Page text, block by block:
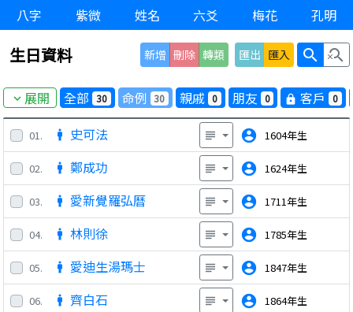
八字 紫微 姓名 六爻 梅花 孔明
生日資料 新增 刪除 轉類 匯出 匯入 search search_off
expand_more 展開 全部 30 命例 30 親戚 0 朋友 0 lock 客戶 0
01. man 史可法 subject account_circle 1604年生
02. man 鄭成功 subject account_circle 1624年生
03. man 愛新覺羅弘曆 subject account_circle 1711年生
04. man 林則徐 subject account_circle 1785年生
05. man 愛迪生湯瑪士 subject account_circle 1847年生
06. man 齊白石 subject account_circle 1864年生